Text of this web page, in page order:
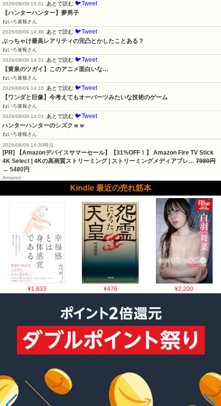
2026/08/09 15:01
あとで読む 🐦Tweet
【ハンターハンター】夢男子
ねいろ速報さん
2026/08/09 14:46
あとで読む 🐦Tweet
ぶっちゃけ最高レアリティの完凸とかしたことある？
ねいろ速報さん
2026/08/09 14:31
あとで読む 🐦Tweet
【黄泉のツガイ】このアニメ面白いな…
ねいろ速報さん
2026/08/09 14:16
あとで読む 🐦Tweet
【ワンダと巨像】今考えてもオーパーツみたいな技術のゲーム
ねいろ速報さん
2026/08/09 14:01
あとで読む 🐦Tweet
ハンターハンターのシズクｗｗ
ねいろ速報さん
2026/08/09 14:30時点
[PR] 【Amazonデバイスサマーセール】【31%OFF！】 Amazon Fire TV Stick
4K Select | 4Kの高画質ストリーミング | ストリーミングメディアプレ… 7980円
→ 5480円
Amazon
Kindle 最近の売れ筋本
¥1,833 ¥476 ¥2,200